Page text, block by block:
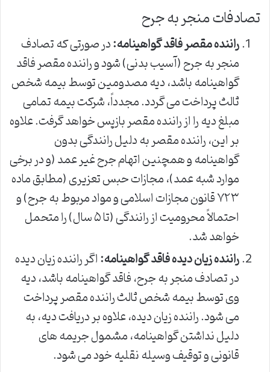
تصادفات منجر به جرح
راننده مقصر فاقد گواهینامه:در صورتی که تصادف
منجر به جرح (آسیب بدنی) شود و راننده مقصر فاقد
گواهینامه باشد، دیه مصدومین توسط بیمه شخص
ثالث پرداخت می گردد. مجدداً، شرکت بیمه تمامی
مبلغ دیه را از راننده مقصر بازپس خواهد گرفت. علاوه
بر این، راننده مقصر به دلیل رانندگی بدون
گواهینامه و همچنین اتهام جرح غیر عمد (و در برخی
موارد شبه عمد)، مجازات حبس تعزیری (مطابق ماده
۷۲۳ قانون مجازات اسلامی و مواد مربوط به جرح) و
احتمالاً محرومیت از رانندگی (تا ۵ سال) را متحمل
خواهد شد.
راننده زیان دیده فاقد گواهینامه:اگر راننده زیان دیده
در تصادف منجر به جرح، فاقد گواهینامه باشد، دیه
وی توسط بیمه شخص ثالث راننده مقصر پرداخت
می شود. راننده زیان دیده، علاوه بر دریافت دیه، به
دلیل نداشتن گواهینامه، مشمول جریمه های
قانونی و توقیف وسیله نقلیه خود می شود.